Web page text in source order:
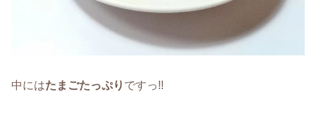
中にはたまごたっぷり ですっ!!